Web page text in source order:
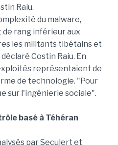
Raiu.
du malware,
rang inférieur aux
les militants tibétains et
Costin Raiu. En
représentaient de
de technologie. "Pour
sur l'ingénierie sociale".
basé à Téhéran
par Seculert et